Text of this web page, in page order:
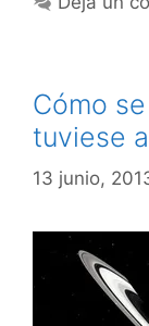
Cómo
tuviese
13 junio,